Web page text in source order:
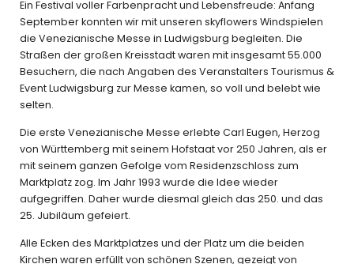
Ein Festival voller Farbenpracht und Lebensfreude: Anfang
September konnten wir mit unseren skyflowers Windspielen
die Venezianische Messe in Ludwigsburg begleiten. Die
Straßen der großen Kreisstadt waren mit insgesamt 55.000
Besuchern, die nach Angaben des Veranstalters Tourismus &
Event Ludwigsburg zur Messe kamen, so voll und belebt wie
selten.
Die erste Venezianische Messe erlebte Carl Eugen, Herzog
von Württemberg mit seinem Hofstaat vor 250 Jahren, als er
mit seinem ganzen Gefolge vom Residenzschloss zum
Marktplatz zog. Im Jahr 1993 wurde die Idee wieder
aufgegriffen. Daher wurde diesmal gleich das 250. und das
25. Jubiläum gefeiert.
Alle Ecken des Marktplatzes und der Platz um die beiden
Kirchen waren erfüllt von schönen Szenen, gezeigt von